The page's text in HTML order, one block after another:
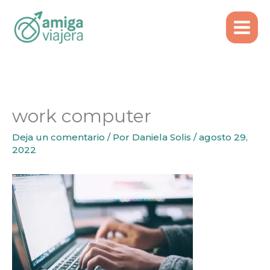
contenido
Cómo abrir actividad en Portugal (como
autónomo)
work computer
work computer
Deja un comentario / Por Daniela Solis /agosto 29,
2022